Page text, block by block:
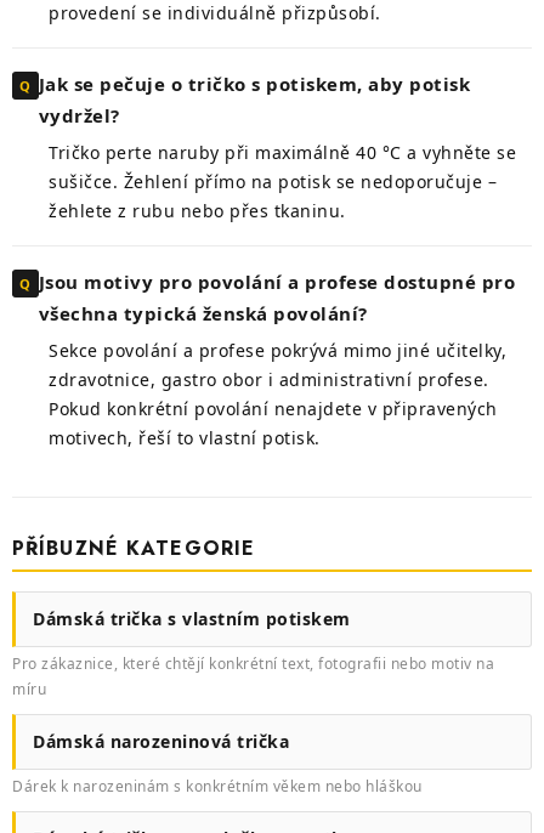
provedení se individuálně přizpůsobí.
Jak se pečuje o tričko s potiskem, aby potisk
vydržel?
Tričko perte naruby při maximálně 40 °C a vyhněte se
sušičce. Žehlení přímo na potisk se nedoporučuje –
žehlete z rubu nebo přes tkaninu.
Jsou motivy pro povolání a profese dostupné pro
všechna typická ženská povolání?
Sekce povolání a profese pokrývá mimo jiné učitelky,
zdravotnice, gastro obor i administrativní profese.
Pokud konkrétní povolání nenajdete v připravených
motivech, řeší to vlastní potisk.
PŘÍBUZNÉ KATEGORIE
Dámská trička s vlastním potiskem
Pro zákaznice, které chtějí konkrétní text, fotografii nebo motiv na
míru
Dámská narozeninová trička
Dárek k narozeninám s konkrétním věkem nebo hláškou